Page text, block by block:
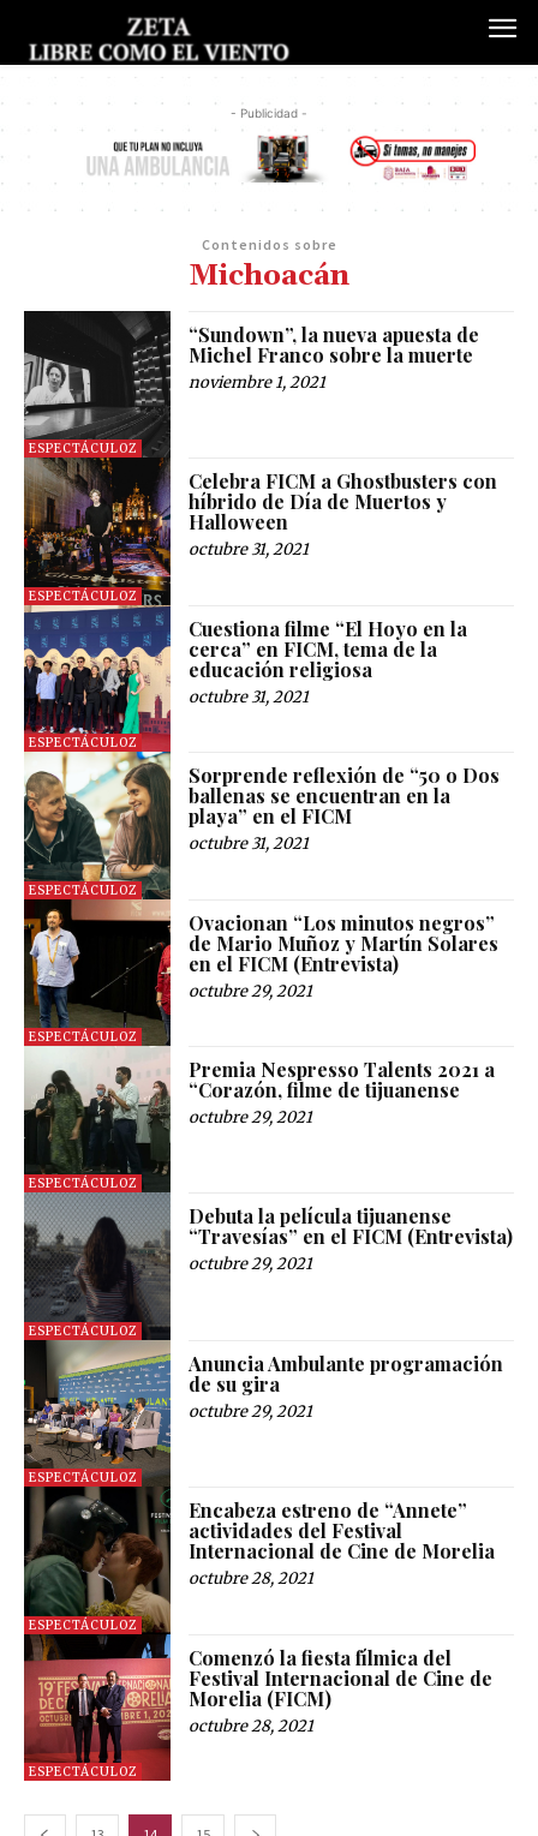
- Publicidad -
Contenidos sobre
Michoacán
ESPECTÁCULOZ
“Sundown”, la nueva apuesta de
Michel Franco sobre la muerte
noviembre 1, 2021
ESPECTÁCULOZ
Celebra FICM a Ghostbusters con
híbrido de Día de Muertos y
Halloween
octubre 31, 2021
ESPECTÁCULOZ
Cuestiona filme “El Hoyo en la
cerca” en FICM, tema de la
educación religiosa
octubre 31, 2021
ESPECTÁCULOZ
Sorprende reflexión de “50 o Dos
ballenas se encuentran en la
playa” en el FICM
octubre 31, 2021
ESPECTÁCULOZ
Ovacionan “Los minutos negros”
de Mario Muñoz y Martín Solares
en el FICM (Entrevista)
octubre 29, 2021
ESPECTÁCULOZ
Premia Nespresso Talents 2021 a
“Corazón, filme de tijuanense
octubre 29, 2021
ESPECTÁCULOZ
Debuta la película tijuanense
“Travesías” en el FICM (Entrevista)
octubre 29, 2021
ESPECTÁCULOZ
Anuncia Ambulante programación
de su gira
octubre 29, 2021
ESPECTÁCULOZ
Encabeza estreno de “Annete”
actividades del Festival
Internacional de Cine de Morelia
octubre 28, 2021
ESPECTÁCULOZ
Comenzó la fiesta fílmica del
Festival Internacional de Cine de
Morelia (FICM)
octubre 28, 2021